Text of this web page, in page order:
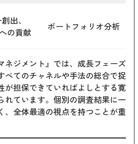
出、
の貢献
ポートフォリオ分析
ネジメント』では、成長フェーズ
べてのチャネルや手法の総合で捉
が担保できていればよしとする寛
れています。個別の調査結果に一
、全体最適の視点を持つことが重